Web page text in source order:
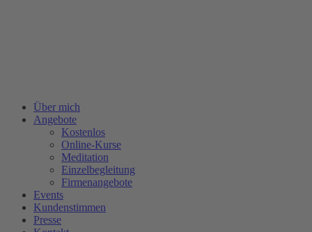
Über mich
Angebote
Kostenlos
Online-Kurse
Meditation
Einzelbegleitung
Firmenangebote
Events
Kundenstimmen
Presse